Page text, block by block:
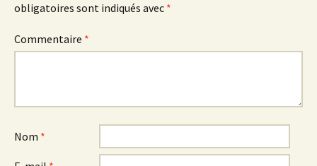
obligatoires sont indiqués avec *
Commentaire *
Nom *